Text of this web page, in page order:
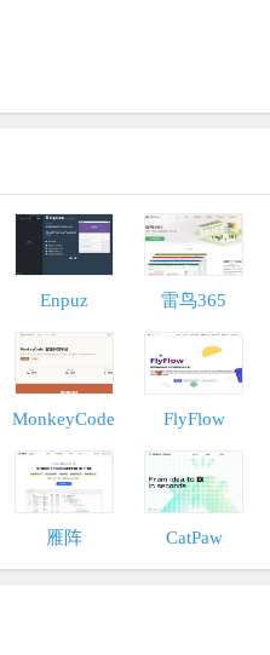
Enpuz 雷鸟365
MonkeyCode FlyFlow
雁阵 CatPaw